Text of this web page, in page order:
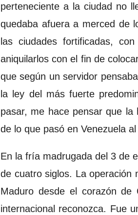
perteneciente a la ciudad no
quedaba afuera a merced de
las ciudades fortificadas,
aniquilarlos con el fin de
que según un servidor
la ley del más fuerte
pasar, me hace pensar que
de lo que pasó en Venezuela
En la fría madrugada del 3 de
de cuatro siglos. La operación
Maduro desde el corazón
internacional reconozca. Fue